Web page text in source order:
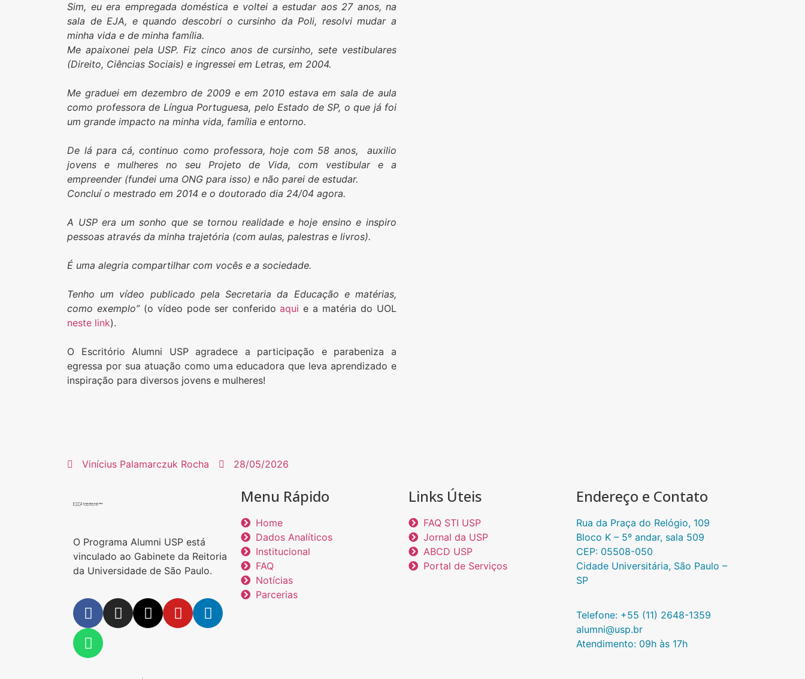
Sim, eu era empregada doméstica e voltei a estudar aos 27 anos, na
sala de EJA, e quando descobri o cursinho da Poli, resolvi mudar a
minha vida e de minha família.
Me apaixonei pela USP. Fiz cinco anos de cursinho, sete vestibulares
(Direito, Ciências Sociais) e ingressei em Letras, em 2004.
Me graduei em dezembro de 2009 e em 2010 estava em sala de aula
como professora de Língua Portuguesa, pelo Estado de SP, o que já foi
um grande impacto na minha vida, família e entorno.
De lá para cá, continuo como professora, hoje com 58 anos, auxilio
jovens e mulheres no seu Projeto de Vida, com vestibular e a
empreender (fundei uma ONG para isso) e não parei de estudar.
Concluí o mestrado em 2014 e o doutorado dia 24/04 agora.
A USP era um sonho que se tornou realidade e hoje ensino e inspiro
pessoas através da minha trajetória (com aulas, palestras e livros).
É uma alegria compartilhar com vocês e a sociedade.
Tenho um vídeo publicado pela Secretaria da Educação e matérias,
como exemplo”(o vídeo pode ser conferidoaqui e a matéria do UOL
neste link).
O Escritório Alumni USP agradece a participação e parabeniza a
egressa por sua atuação como uma educadora que leva aprendizado e
inspiração para diversos jovens e mulheres!
Vinícius Palamarczuk Rocha 28/05/2026
O Programa Alumni USP está
vinculado ao Gabinete da Reitoria
da Universidade de São Paulo.
Menu Rápido
Home
Dados Analíticos
Institucional
FAQ
Notícias
Parcerias
Links Úteis
FAQ STI USP
Jornal da USP
ABCD USP
Portal de Serviços
Endereço e Contato
Rua da Praça do Relógio, 109
Bloco K – 5º andar, sala 509
CEP: 05508-050
Cidade Universitária, São Paulo –
SP​
Telefone: +55 (11) 2648-1359
alumni@usp.br
Atendimento: 09h às 17h